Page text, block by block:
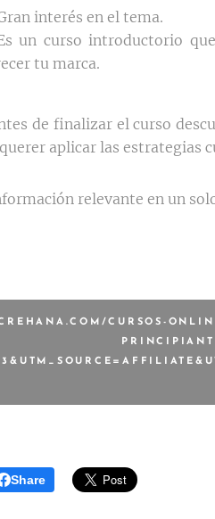
interés en el tema.
un curso introductorio
tu marca.
de finalizar el curso
aplicar las estrategias
relevante en un
CURSOS-
Share